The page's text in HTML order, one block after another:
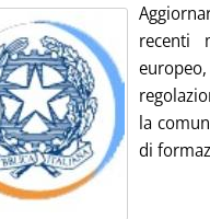
recenti
la
di